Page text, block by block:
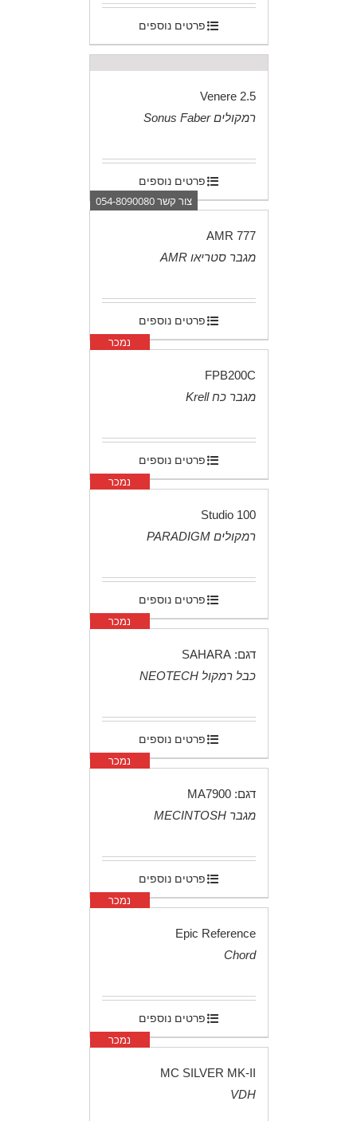
פרטים נוספים
Venere 2.5
רמקולים Sonus Faber
פרטים נוספים
צור קשר 054-8090080
AMR 777
מגבר סטריאו AMR
פרטים נוספים
נמכר
FPB200C
מגבר כח Krell
פרטים נוספים
נמכר
Studio 100
רמקולים PARADIGM
פרטים נוספים
נמכר
דגם: SAHARA
כבל רמקול NEOTECH
פרטים נוספים
נמכר
דגם: MA7900
מגבר MECINTOSH
פרטים נוספים
נמכר
Epic Reference
Chord
פרטים נוספים
נמכר
MC SILVER MK-II
VDH